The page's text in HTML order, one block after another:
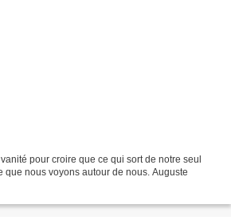
pour croire que ce qui sort de notre seul
que nous voyons autour de nous. Auguste